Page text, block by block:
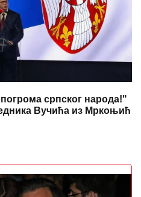
српског народа!"
Вучића из Мркоњић